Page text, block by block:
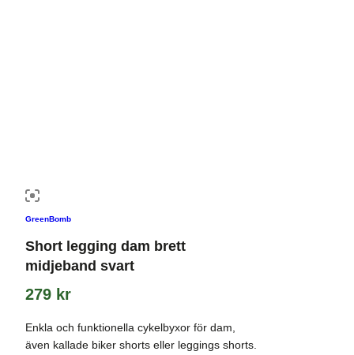
GreenBomb
Short legging dam brett
midjeband svart
279 kr
Enkla och funktionella cykelbyxor för dam,
även kallade biker shorts eller leggings shorts.